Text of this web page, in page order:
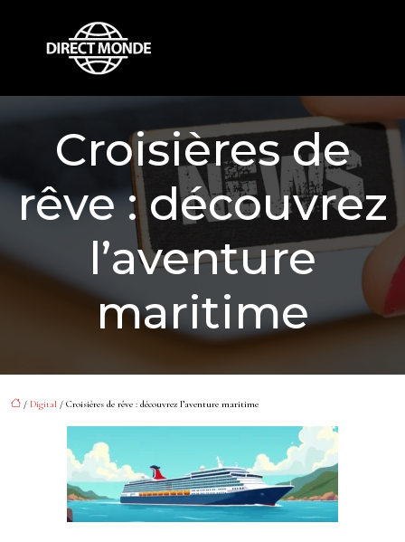
Croisières de
rêve : découvrez
l’aventure
maritime
/ Digital / Croisières de rêve : découvrez l’aventure maritime